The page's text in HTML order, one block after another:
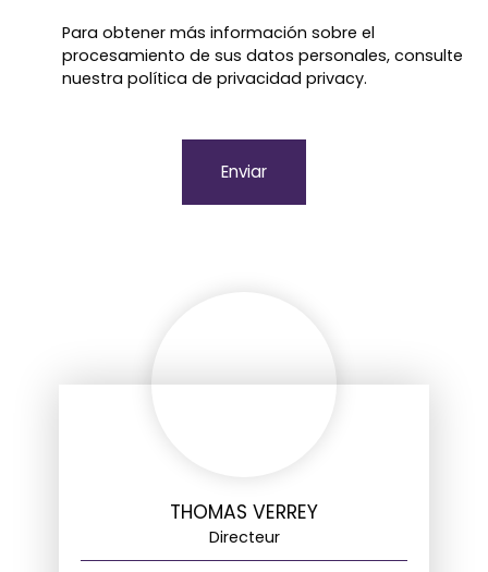
Para obtener más información sobre el
procesamiento de sus datos personales, consulte
nuestra política de privacidad privacy.
Enviar
THOMAS VERREY
Directeur